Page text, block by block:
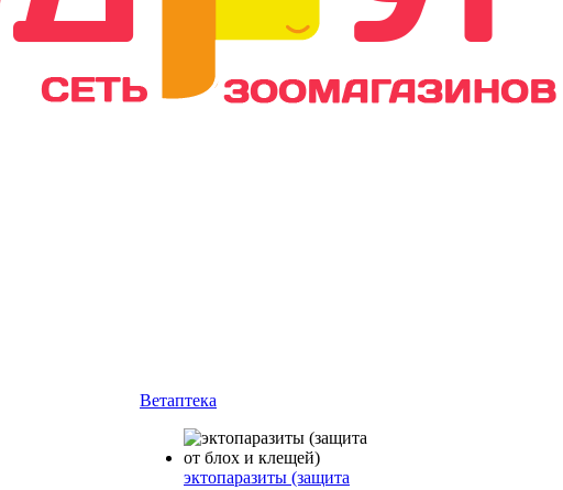
Ветаптека
эктопаразиты (защита